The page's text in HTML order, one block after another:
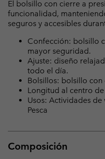
El bolsillo con cierre a
funcionalidad,
seguros y accesibles
Confección: bolsillo
mayor seguridad.
Ajuste: diseño
todo el día.
Bolsillos: bolsillo con
Longitud al centro
Usos: Actividades
Pesca
Composición